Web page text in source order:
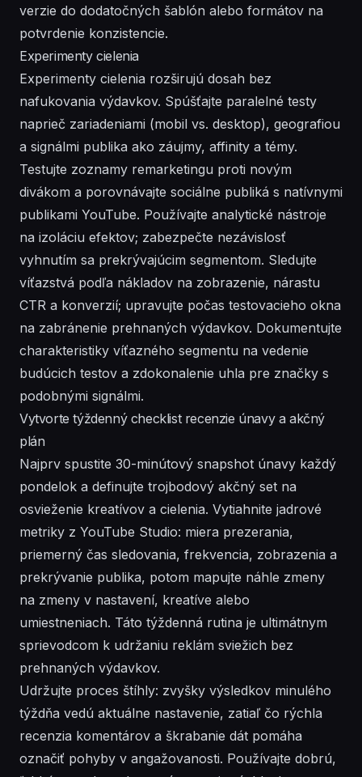
verzie do dodatočných šablón alebo formátov na
potvrdenie konzistencie.
Experimenty cielenia
Experimenty cielenia rozširujú dosah bez
nafukovania výdavkov. Spúšťajte paralelné testy
naprieč zariadeniami (mobil vs. desktop), geografiou
a signálmi publika ako záujmy, affinity a témy.
Testujte zoznamy remarketingu proti novým
divákom a porovnávajte sociálne publiká s natívnymi
publikami YouTube. Používajte analytické nástroje
na izoláciu efektov; zabezpečte nezávislosť
vyhnutím sa prekrývajúcim segmentom. Sledujte
víťazstvá podľa nákladov na zobrazenie, nárastu
CTR a konverzií; upravujte počas testovacieho okna
na zabránenie prehnaných výdavkov. Dokumentujte
charakteristiky víťazného segmentu na vedenie
budúcich testov a zdokonalenie uhla pre značky s
podobnými signálmi.
Vytvorte týždenný checklist recenzie únavy a akčný
plán
Najprv spustite 30-minútový snapshot únavy každý
pondelok a definujte trojbodový akčný set na
osvieženie kreatívov a cielenia. Vytiahnite jadrové
metriky z YouTube Studio: miera prezerania,
priemerný čas sledovania, frekvencia, zobrazenia a
prekrývanie publika, potom mapujte náhle zmeny
na zmeny v nastavení, kreatíve alebo
umiestneniach. Táto týždenná rutina je ultimátnym
sprievodcom k udržaniu reklám sviežich bez
prehnaných výdavkov.
Udržujte proces štíhly: zvyšky výsledkov minulého
týždňa vedú aktuálne nastavenie, zatiaľ čo rýchla
recenzia komentárov a škrabanie dát pomáha
označiť pohyby v angažovanosti. Používajte dobrú,